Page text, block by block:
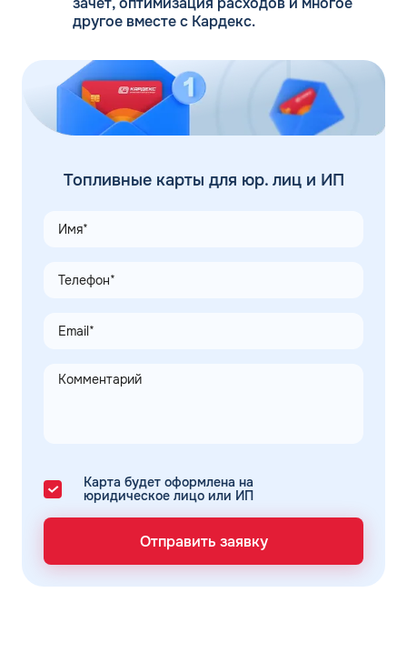
другое вместе с Кардекс.
Топливные карты для юр. лиц и ИП
Карта будет оформлена на
юридическое лицо или ИП
Отправить заявку